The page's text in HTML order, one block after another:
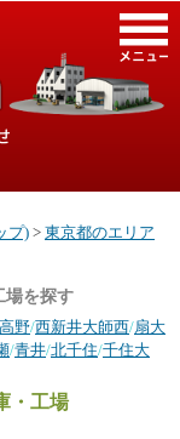
プ) > 東京都のエリア
場を探す
高野/西新井大師西/扇大
/青井/北千住/千住大
・工場